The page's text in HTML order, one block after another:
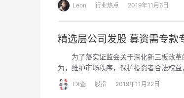
Leon 行业热点 2019年11月6日
精选层公司发股 募资需专款
为了落实证监会关于深化新三板改革
为，维护市场秩序，保护投资者合法权
行、股票交易、分层管理、信息披露和
革思路，并积极建言献策，《金融投资
FX查 股指 2019年11月22日